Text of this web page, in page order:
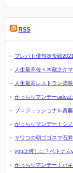
RSS
プレバト俳句炎帝戦
人生最高佐々木蔵之介
人生最高レストラン柴
がっちりマンデーaidea
プロフェッショナル斎
がっちりマンデー！シ
サワコの朝ゴゴスマ石
youは何しに？ベトナム
がっちりマンデー！パ